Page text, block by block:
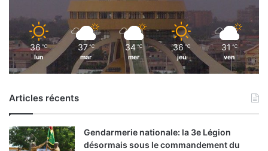
36 ℃
lun
37 ℃
mar
34 ℃
mer
36 ℃
jeu
31 ℃
ven
Articles récents
Gendarmerie nationale: la 3e Légion
désormais sous le commandement du